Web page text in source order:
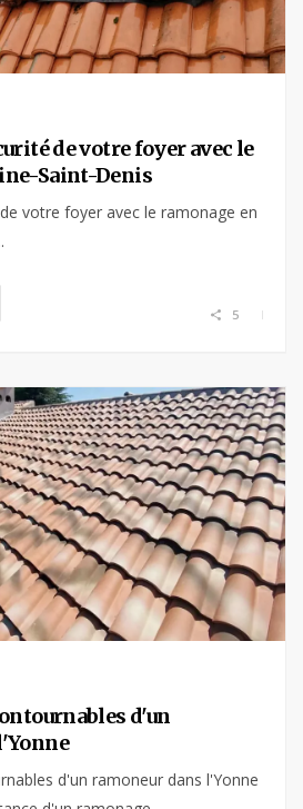
de votre foyer avec le
Saint-Denis
votre foyer avec le ramonage en
5
d'un
d'un ramoneur dans l'Yonne